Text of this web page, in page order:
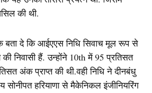
की थी.
बता दे कि आईएएस निधि सिवाच मूल रूप से
की निवासी हैं. उन्होंने 10th में 95 प्रतिसत
अंक प्राप्त की थी.वही निधि ने दीनबंधु
सोनीपत हरियाणा से मैकेनिकल इंजीनियरिंग